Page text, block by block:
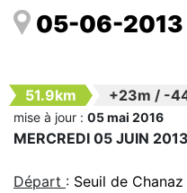
05-06-2013
51.9km +23m / -
mise à jour : 05 mai 2016
MERCREDI 05 JUIN 2013
Départ : Seuil de Chanaz